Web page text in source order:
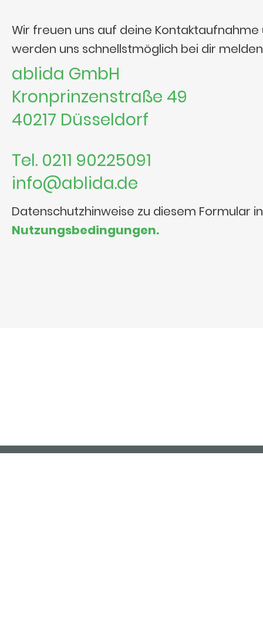
Wir freuen uns auf deine Kontaktaufnahme
werden uns schnellstmöglich bei dir
ablida GmbH
Kronprinzenstraße 49
40217 Düsseldorf
Tel. 0211 90225091
info@ablida.de
Datenschutzhinweise zu diesem Formular
Nutzungsbedingungen.